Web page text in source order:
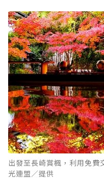
出發至長崎賞楓，利用免
光連盟／提供